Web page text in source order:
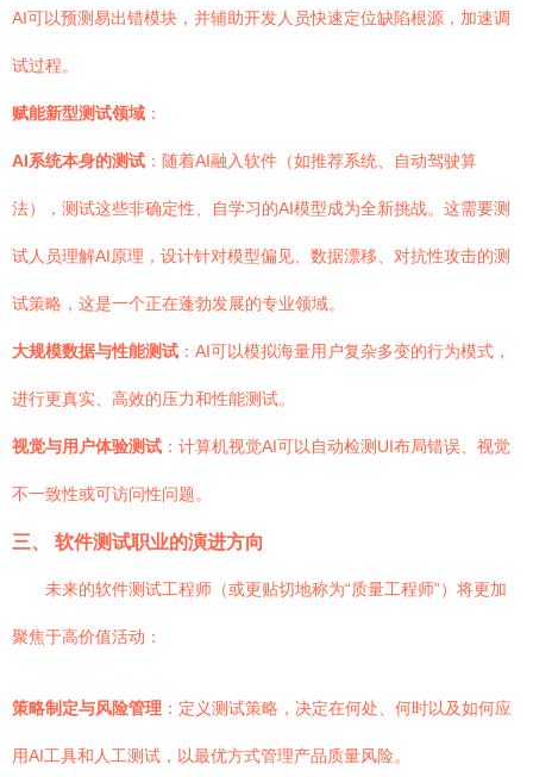
AI可以预测易出错模块，并辅助开发人员快速定位缺陷根源，加速调
试过程。
赋能新型测试领域 ：
AI系统本身的测试 ：随着AI融入软件（如推荐系统、自动驾驶算
法），测试这些非确定性、自学习的AI模型成为全新挑战。这需要测
试人员理解AI原理，设计针对模型偏见、数据漂移、对抗性攻击的测
试策略，这是一个正在蓬勃发展的专业领域。
大规模数据与性能测试 ：AI可以模拟海量用户复杂多变的行为模式，
进行更真实、高效的压力和性能测试。
视觉与用户体验测试 ：计算机视觉AI可以自动检测UI布局错误、视觉
不一致性或可访问性问题。
三、 软件测试职业的演进方向
未来的软件测试工程师（或更贴切地称为“质量工程师”）将更加
聚焦于高价值活动：
策略制定与风险管理 ：定义测试策略，决定在何处、何时以及如何应
用AI工具和人工测试，以最优方式管理产品质量风险。